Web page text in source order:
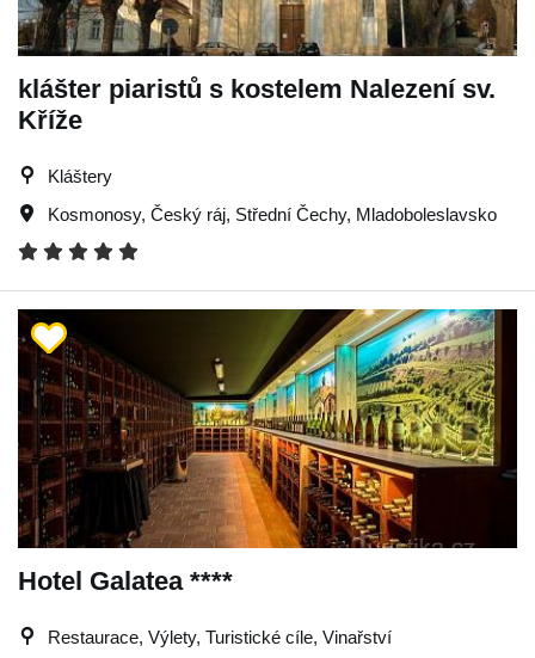
klášter piaristů s kostelem Nalezení sv.
Kříže
Kláštery
Kosmonosy, Český ráj, Střední Čechy, Mladoboleslavsko
Hotel Galatea ****
Restaurace, Výlety, Turistické cíle, Vinařství